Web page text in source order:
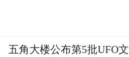
五角大楼公布第5批UFO文